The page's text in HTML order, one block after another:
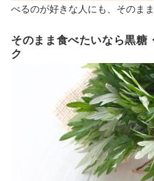
べるのが好きな人にも、そのま
そのまま食べたいなら黒糖
ク